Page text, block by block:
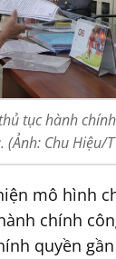
tục hành
(Ảnh: Chu Hiệu/
mô hình
chính
quyền